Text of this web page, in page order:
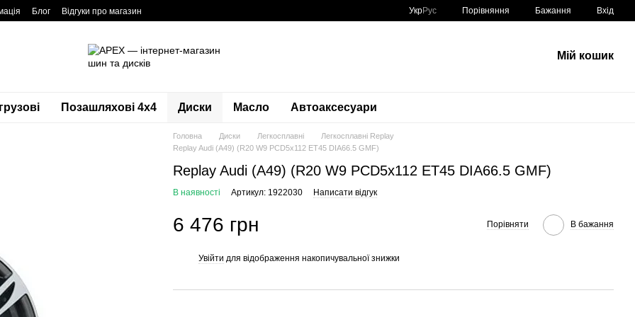
Блог Відгуки про магазин УкрРус Порівняння Бажання Вхід
Мій кошик
Позашляхові 4х4 Диски Масло Автоаксесуари
Головна Диски Легкосплавні
Легкосплавні Replay
Replay Audi (A49) (R20 W9 PCD5x112 ET45 DIA66.5 GMF)
Replay Audi (A49) (R20 W9 PCD5x112 ET45 DIA66.5 GMF)
В наявності Артикул: 1922030 Написати відгук
6 476 грн Порівняти В бажання
Увійти для відображення накопичувальної знижки